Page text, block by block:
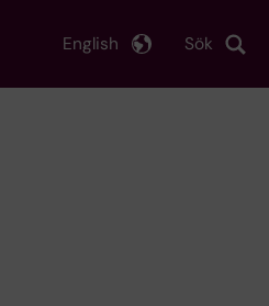
Sök
English